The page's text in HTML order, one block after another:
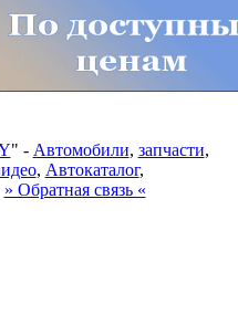
" - Автомобили, запчасти,
, Автокаталог,
» Обратная связь «